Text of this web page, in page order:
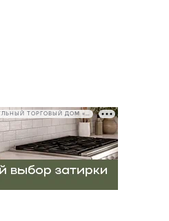
РЕКЛАМА • ООО СТРОИТЕЛЬНЫЙ ТОРГОВЫЙ ДОМ «ПЕТРОВИЧ», ИНН 7802348846